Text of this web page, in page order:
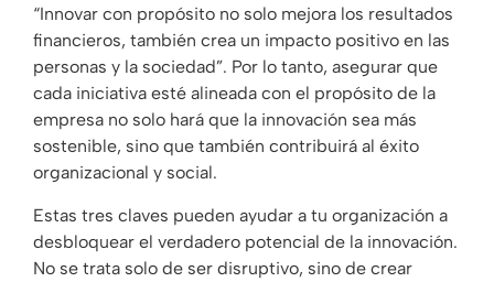
“Innovar con propósito no solo mejora los resultados
financieros, también crea un impacto positivo en las
personas y la sociedad”. Por lo tanto, asegurar que
cada iniciativa esté alineada con el propósito de la
empresa no solo hará que la innovación sea más
sostenible, sino que también contribuirá al éxito
organizacional y social.
Estas tres claves pueden ayudar a tu organización a
desbloquear el verdadero potencial de la innovación.
No se trata solo de ser disruptivo, sino de crear